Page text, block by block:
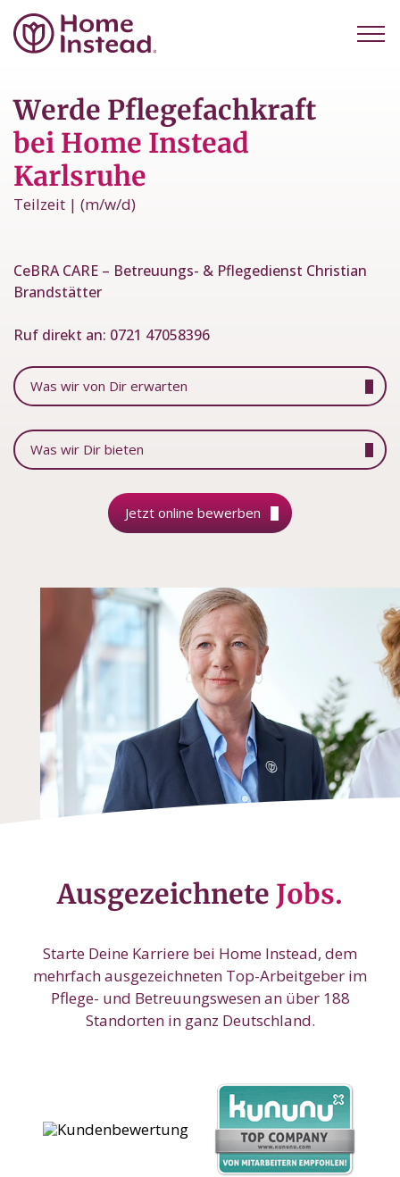
Werde Pflegefachkraft
bei Home Instead
Karlsruhe
Teilzeit | (m/w/d)
CeBRA CARE – Betreuungs- & Pflegedienst Christian
Brandstätter
Ruf direkt an: 0721 47058396
Was wir von Dir erwarten
Was wir Dir bieten
Jetzt online bewerben
Ausgezeichnete Jobs.
Starte Deine Karriere bei Home Instead, dem
mehrfach ausgezeichneten Top-Arbeitgeber im
Pflege- und Betreuungswesen an über 188
Standorten in ganz Deutschland.